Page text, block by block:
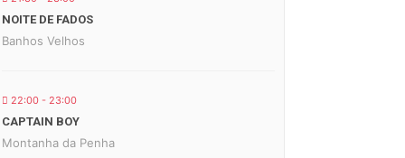
NOITE DE FADOS
Banhos Velhos
22:00 - 23:00
CAPTAIN BOY
Montanha da Penha